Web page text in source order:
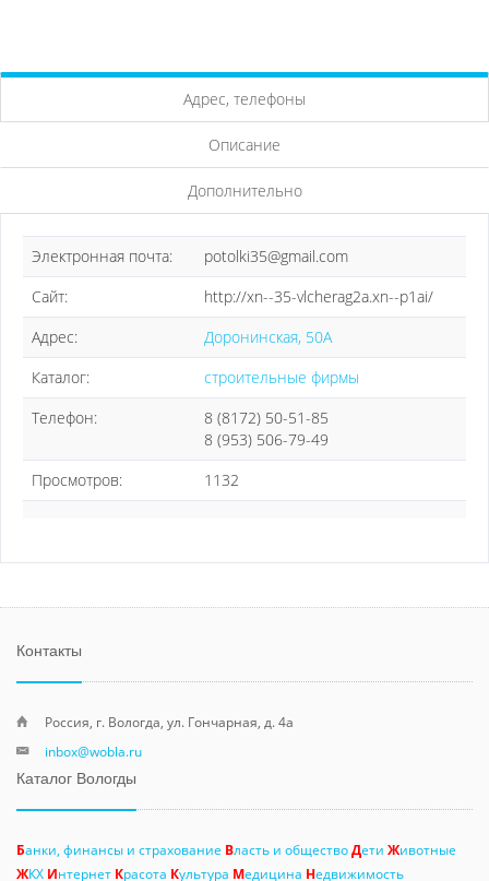
Адрес, телефоны
Описание
Дополнительно
Электронная почта:
potolki35@gmail.com
Сайт:
http://xn--35-vlcherag2a.xn--p1ai/
Адрес:
Доронинская, 50А
Каталог:
строительные фирмы
Телефон:
8 (8172) 50-51-85
8 (953) 506-79-49
Просмотров:
1132
Контакты
Россия, г. Вологда, ул. Гончарная, д. 4а
inbox@wobla.ru
Каталог Вологды
Банки, финансы и страхование Власть и обществоДети Животные
ЖКХ Интернет Красота Культура Медицина Недвижимость